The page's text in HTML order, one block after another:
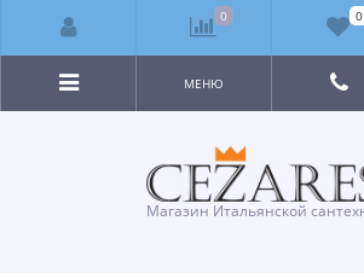
Магазин Итальянской
МЕНЮ
0 0